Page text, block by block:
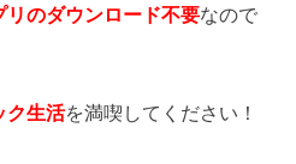
リのダウンロード不要なので
ク生活を満喫してください！